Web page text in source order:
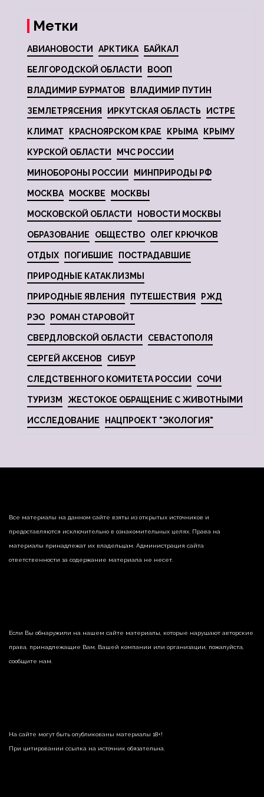
Метки
АВИАНОВОСТИ АРКТИКА БАЙКАЛ
БЕЛГОРОДСКОЙ ОБЛАСТИ ВООП
ВЛАДИМИР БУРМАТОВ ВЛАДИМИР ПУТИН
ЗЕМЛЕТРЯСЕНИЯ ИРКУТСКАЯ ОБЛАСТЬ ИСТРЕ
КЛИМАТ КРАСНОЯРСКОМ КРАЕ КРЫМА КРЫМУ
КУРСКОЙ ОБЛАСТИ МЧС РОССИИ
МИНОБОРОНЫ РОССИИ МИНПРИРОДЫ РФ
МОСКВА МОСКВЕ МОСКВЫ
МОСКОВСКОЙ ОБЛАСТИ НОВОСТИ МОСКВЫ
ОБРАЗОВАНИЕ ОБЩЕСТВО ОЛЕГ КРЮЧКОВ
ОТДЫХ ПОГИБШИЕ ПОСТРАДАВШИЕ
ПРИРОДНЫЕ КАТАКЛИЗМЫ
ПРИРОДНЫЕ ЯВЛЕНИЯ ПУТЕШЕСТВИЯ РЖД
РЭО РОМАН СТАРОВОЙТ
СВЕРДЛОВСКОЙ ОБЛАСТИ СЕВАСТОПОЛЯ
СЕРГЕЙ АКСЕНОВ СИБУР
СЛЕДСТВЕННОГО КОМИТЕТА РОССИИ СОЧИ
ТУРИЗМ ЖЕСТОКОЕ ОБРАЩЕНИЕ С ЖИВОТНЫМИ
ИССЛЕДОВАНИЕ НАЦПРОЕКТ "ЭКОЛОГИЯ"
Все материалы на данном сайте взяты из открытых источников и
предоставляются исключительно в ознакомительных целях. Права на
материалы принадлежат их владельцам. Администрация сайта
ответственности за содержание материала не несет.
Если Вы обнаружили на нашем сайте материалы, которые нарушают авторские
права, принадлежащие Вам, Вашей компании или организации, пожалуйста,
сообщите нам.
На сайте могут быть опубликованы материалы 18+!
При цитировании ссылка на источник обязательна.